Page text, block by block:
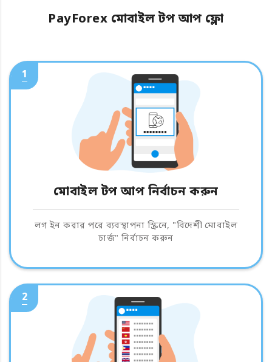
PayForex মোবাইল টপ আপ ফ্লো
1
মোবাইল টপ আপ নির্বাচন করুন
লগ ইন করার পরে ব্যবস্থাপনা স্ক্রিনে, "বিদেশী মোবাইল
চার্জ" নির্বাচন করুন
2